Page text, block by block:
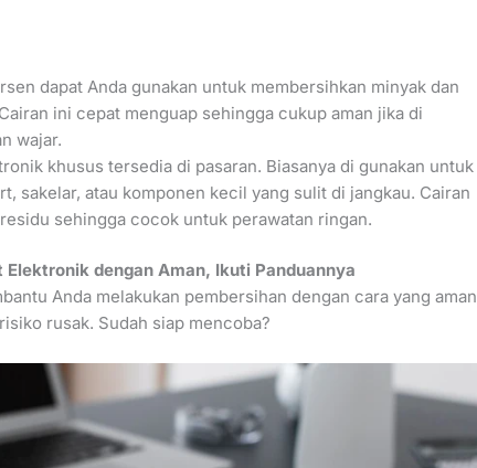
dapat Anda gunakan untuk membersihkan minyak dan
ini cepat menguap sehingga cukup aman jika di
wajar.
khusus tersedia di pasaran. Biasanya di gunakan untuk
sakelar, atau komponen kecil yang sulit di jangkau. Cairan
sehingga cocok untuk perawatan ringan.
dengan Aman, Ikuti Panduannya
Anda melakukan pembersihan dengan cara yang aman
rusak. Sudah siap mencoba?